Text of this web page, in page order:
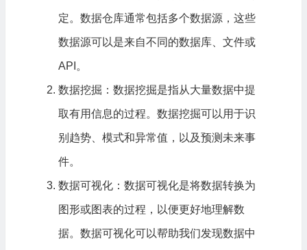
定。数据仓库通常包括多个数据源，这些
数据源可以是来自不同的数据库、文件或
API。
数据挖掘：数据挖掘是指从大量数据中提
取有用信息的过程。数据挖掘可以用于识
别趋势、模式和异常值，以及预测未来事
件。
数据可视化：数据可视化是将数据转换为
图形或图表的过程，以便更好地理解数
据。数据可视化可以帮助我们发现数据中